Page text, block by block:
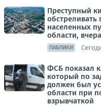
Преступный
обстреливать
населенных
области,
ПАБЛИКИ
ФСБ показал
который по
должен был
области при
взрывчаткой